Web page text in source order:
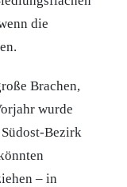
die
Brachen,
wurde
Bezirk
– in